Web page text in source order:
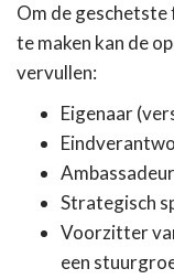
Om de
te maken kan de
vervullen:
Eigenaar
Strategisch
Voorzitter
een